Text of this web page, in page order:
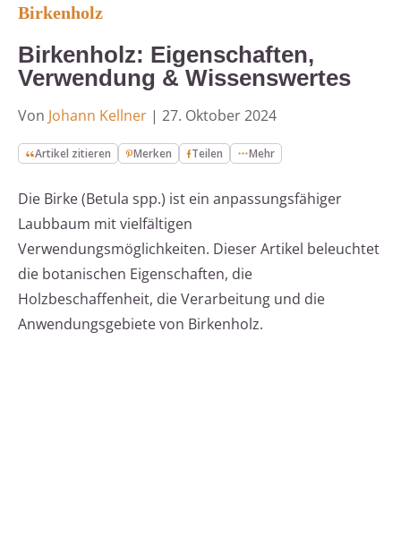
Birkenholz
Birkenholz: Eigenschaften,
Verwendung & Wissenswertes
Von Johann Kellner | 27. Oktober 2024
Artikel zitieren Merken Teilen Mehr
Die Birke (Betula spp.) ist ein anpassungsfähiger
Laubbaum mit vielfältigen
Verwendungsmöglichkeiten. Dieser Artikel beleuchtet
die botanischen Eigenschaften, die
Holzbeschaffenheit, die Verarbeitung und die
Anwendungsgebiete von Birkenholz.